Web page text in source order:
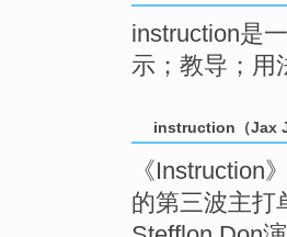
instruction是
示；教导；用
instruction（Jax
《Instruction
的第三波主打